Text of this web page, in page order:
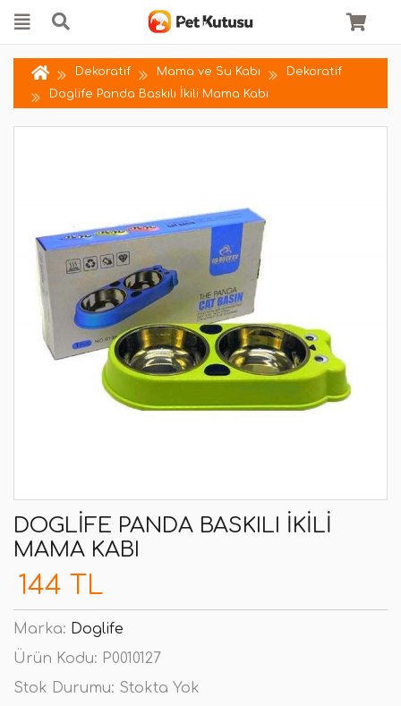
Dekoratif Mama ve Su Kabı
Dekoratif
Doglife Panda Baskılı İkili Mama Kabı
DOGLIFE PANDA BASKILI İKILI
MAMA KABI
144 TL
Marka: Doglife
Ürün Kodu: P0010127
Stok Durumu: Stokta Yok